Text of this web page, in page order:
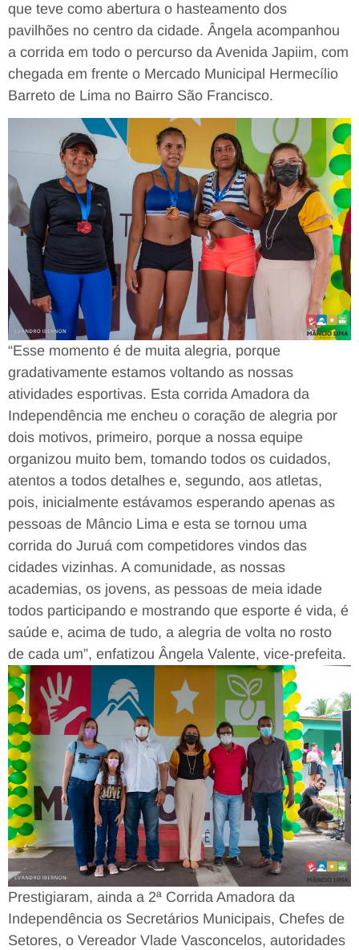
que teve como abertura o hasteamento dos
pavilhões no centro da cidade. Ângela acompanhou
a corrida em todo o percurso da Avenida Japiim, com
chegada em frente o Mercado Municipal Hermecílio
Barreto de Lima no Bairro São Francisco.
“Esse momento é de muita alegria, porque
gradativamente estamos voltando as nossas
atividades esportivas. Esta corrida Amadora da
Independência me encheu o coração de alegria por
dois motivos, primeiro, porque a nossa equipe
organizou muito bem, tomando todos os cuidados,
atentos a todos detalhes e, segundo, aos atletas,
pois, inicialmente estávamos esperando apenas as
pessoas de Mâncio Lima e esta se tornou uma
corrida do Juruá com competidores vindos das
cidades vizinhas. A comunidade, as nossas
academias, os jovens, as pessoas de meia idade
todos participando e mostrando que esporte é vida, é
saúde e, acima de tudo, a alegria de volta no rosto
de cada um”, enfatizou Ângela Valente, vice-prefeita.
Prestigiaram, ainda a 2ª Corrida Amadora da
Independência os Secretários Municipais, Chefes de
Setores, o Vereador Vlade Vasconcelos, autoridades